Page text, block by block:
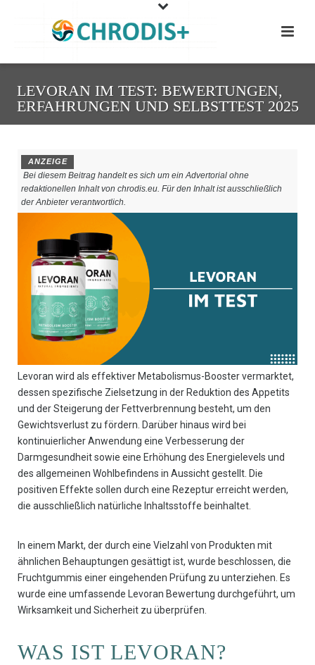
LEVORAN IM TEST: BEWERTUNGEN,
ERFAHRUNGEN UND SELBSTTEST 2025
ANZEIGE
Bei diesem Beitrag handelt es sich um ein Advertorial ohne
redaktionellen Inhalt von chrodis.eu. Für den Inhalt ist ausschließlich
der Anbieter verantwortlich.
Levoran wird als effektiver Metabolismus-Booster vermarktet,
dessen spezifische Zielsetzung in der Reduktion des Appetits
und der Steigerung der Fettverbrennung besteht, um den
Gewichtsverlust zu fördern. Darüber hinaus wird bei
kontinuierlicher Anwendung eine Verbesserung der
Darmgesundheit sowie eine Erhöhung des Energielevels und
des allgemeinen Wohlbefindens in Aussicht gestellt. Die
positiven Effekte sollen durch eine Rezeptur erreicht werden,
die ausschließlich natürliche Inhaltsstoffe beinhaltet.
In einem Markt, der durch eine Vielzahl von Produkten mit
ähnlichen Behauptungen gesättigt ist, wurde beschlossen, die
Fruchtgummis einer eingehenden Prüfung zu unterziehen. Es
wurde eine umfassende Levoran Bewertung durchgeführt, um
Wirksamkeit und Sicherheit zu überprüfen.
WAS IST LEVORAN?